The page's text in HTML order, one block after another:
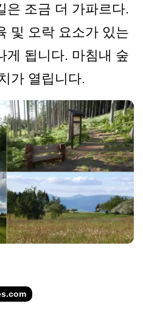
은 조금 더 가파르다.
및 오락 요소가 있는
게 됩니다. 마침내 숲
가 열립니다.